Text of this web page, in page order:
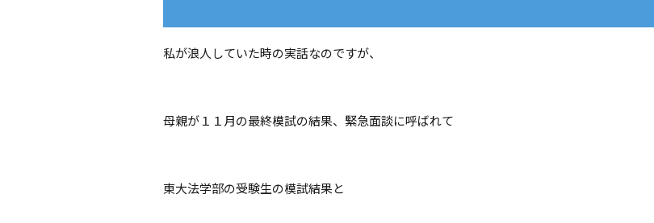
私が浪人していた時の実話なのですが、
母親が１１月の最終模試の結果、緊急面談に呼ばれて
東大法学部の受験生の模試結果と